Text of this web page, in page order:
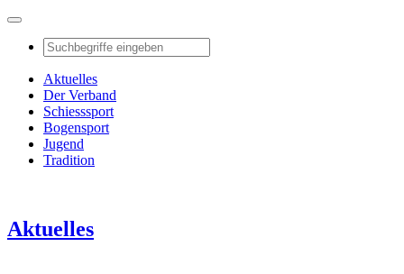
Aktuelles
Der Verband
Schiesssport
Bogensport
Jugend
Tradition
Aktuelles